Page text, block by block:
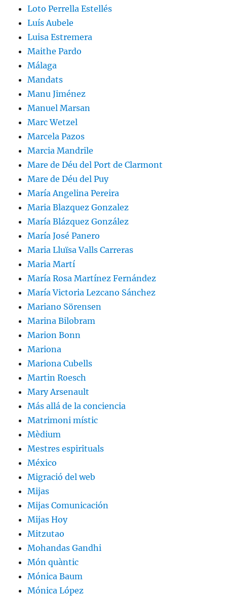
Loto Perrella Estellés
Luís Aubele
Luisa Estremera
Maithe Pardo
Málaga
Mandats
Manu Jiménez
Manuel Marsan
Marc Wetzel
Marcela Pazos
Marcia Mandrile
Mare de Déu del Port de Clarmont
Mare de Déu del Puy
María Angelina Pereira
Maria Blazquez Gonzalez
María Blázquez González
María José Panero
Maria Lluïsa Valls Carreras
Maria Martí
María Rosa Martínez Fernández
María Victoria Lezcano Sánchez
Mariano Sörensen
Marina Bilobram
Marion Bonn
Mariona
Mariona Cubells
Martin Roesch
Mary Arsenault
Más allá de la conciencia
Matrimoni místic
Mèdium
Mestres espirituals
México
Migració del web
Mijas
Mijas Comunicación
Mijas Hoy
Mitzutao
Mohandas Gandhi
Món quàntic
Mónica Baum
Mónica López